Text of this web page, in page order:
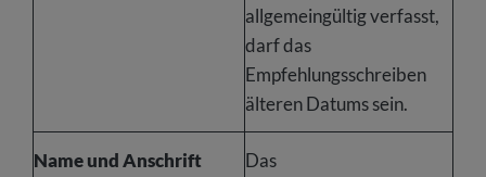
allgemeingültig verfasst,
darf das
Empfehlungsschreiben
älteren Datums sein.
Name und Anschrift
Das